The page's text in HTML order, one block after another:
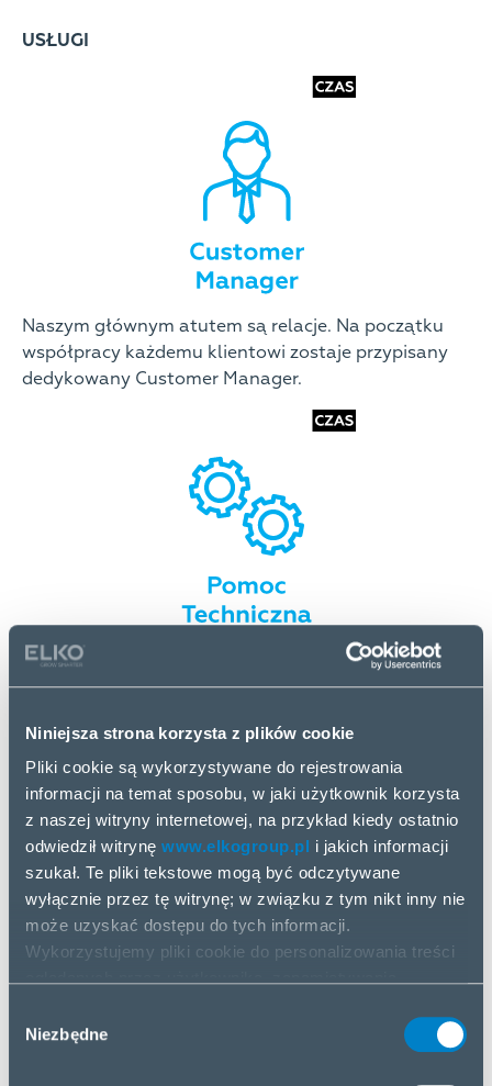
Niniejsza strona korzysta z plików cookie
Pliki cookie są wykorzystywane do rejestrowania
informacji na temat sposobu, w jaki użytkownik korzysta
z naszej witryny internetowej, na przykład kiedy ostatnio
odwiedził witrynę www.elkogroup.pl i jakich informacji
szukał. Te pliki tekstowe mogą być odczytywane
wyłącznie przez tę witrynę; w związku z tym nikt inny nie
może uzyskać dostępu do tych informacji.
Wykorzystujemy pliki cookie do personalizowania treści
ustawień ekranu oraz analizowania przepływu danych.
Udostępniamy dane dotyczące sposobu korzystania
zgody
Niezbędne
USŁUGI
Naszym głównym atutem są relacje. Na początku
współpracy każdemu klientowi zostaje przypisany
dedykowany Customer Manager.
Dajemy Ci wsparcie w zakresie ustawień systemu,
składania zamówień i nie tylko.